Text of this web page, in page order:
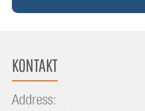
KONTAKT
Address: